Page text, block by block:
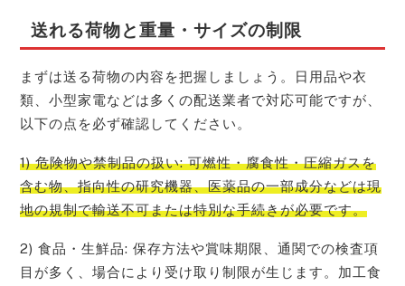
送れる荷物と重量・サイズの制限
まずは送る荷物の内容を把握しましょう。日用品や衣
類、小型家電などは多くの配送業者で対応可能ですが、
以下の点を必ず確認してください。
1) 危険物や禁制品の扱い: 可燃性・腐食性・圧縮ガスを
含む物、指向性の研究機器、医薬品の一部成分などは現
地の規制で輸送不可または特別な手続きが必要です。
2) 食品・生鮮品: 保存方法や賞味期限、通関での検査項
目が多く、場合により受け取り制限が生じます。加工食